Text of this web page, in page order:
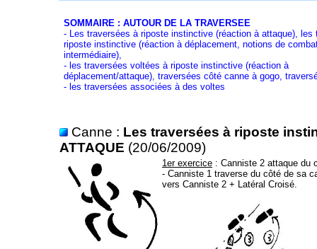
SOMMAIRE : AUTOUR DE LA TRAVERSEE
- Les traversées à riposte instinctive (réaction à attaque), les
riposte instinctive (réaction à déplacement, notions de
intermédiaire),
- les traversées voltées à riposte instinctive (réaction à
déplacement/attaque), traversées côté canne à gogo,
- les traversées associées à des voltes
Canne : Les traversées à riposte
ATTAQUE (20/06/2009)
1er exercice : Canniste 2 attaque du
- Canniste 1 traverse du côté de sa
vers Canniste 2 + Latéral Croisé.